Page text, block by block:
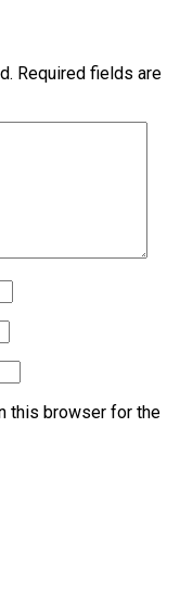
Required fields are
this browser for the